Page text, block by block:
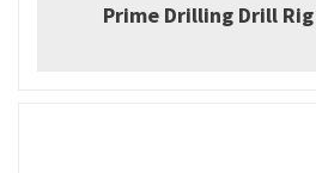
Prime Drilling Drill Rig